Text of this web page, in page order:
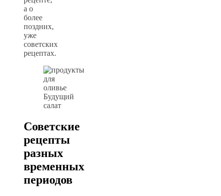
а о
более
поздних,
уже
советских
рецептах.
Будущий
салат
Советские
рецепты
разных
временных
периодов